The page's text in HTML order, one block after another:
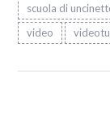
scuola di
video